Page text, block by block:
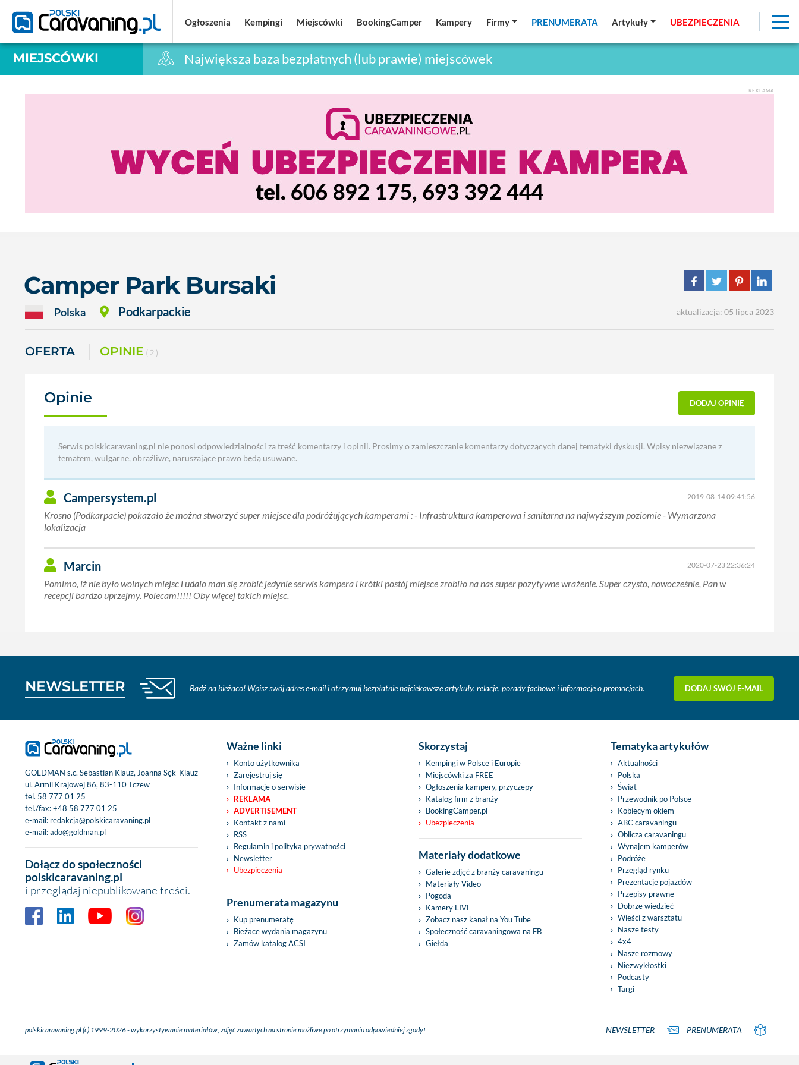
Ogłoszenia Kempingi Miejscówki BookingCamper Kampery Firmy PRENUMERATA Artykuły UBEZPIECZENIA
MIEJSCÓWKI Największa baza bezpłatnych (lub prawie) miejscówek
REKLAMA
Camper Park Bursaki
Polska Podkarpackie aktualizacja: 05 lipca 2023
OFERTA OPINIE ( 2 )
Opinie DODAJ OPINIĘ
Serwis polskicaravaning.pl nie ponosi odpowiedzialności za treść komentarzy i opinii. Prosimy o zamieszczanie komentarzy dotyczących danej tematyki dyskusji. Wpisy niezwiązane z
tematem, wulgarne, obraźliwe, naruszające prawo będą usuwane.
Campersystem.pl 2019-08-14 09:41:56
Krosno (Podkarpacie) pokazało że można stworzyć super miejsce dla podróżujących kamperami : - Infrastruktura kamperowa i sanitarna na najwyższym poziomie - Wymarzona
lokalizacja
Marcin 2020-07-23 22:36:24
Pomimo, iż nie było wolnych miejsc i udalo man się zrobić jedynie serwis kampera i krótki postój miejsce zrobiło na nas super pozytywne wrażenie. Super czysto, nowocześnie, Pan w
recepcji bardzo uprzejmy. Polecam!!!!! Oby więcej takich miejsc.
NEWSLETTER Bądź na bieżąco! Wpisz swój adres e-mail i otrzymuj bezpłatnie najciekawsze artykuły, relacje, porady fachowe i informacje o promocjach. DODAJ SWÓJ E-MAIL
GOLDMAN s.c. Sebastian Klauz, Joanna Sęk-Klauz
ul. Armii Krajowej 86, 83-110 Tczew
tel. 58 777 01 25
tel./fax:+48 58 777 01 25
e-mail: redakcja@polskicaravaning.pl
e-mail:ado@goldman.pl
Dołącz do społeczności
polskicaravaning.pl
i przeglądaj niepublikowane treści.
Ważne linki
Konto użytkownika
Zarejestruj się
Informacje o serwisie
REKLAMA
ADVERTISEMENT
Kontakt z nami
RSS
Regulamin i polityka prywatności
Newsletter
Ubezpieczenia
Prenumerata magazynu
Kup prenumeratę
Bieżace wydania magazynu
Zamów katalog ACSI
Skorzystaj
Kempingi w Polsce i Europie
Miejscówki za FREE
Ogłoszenia kampery, przyczepy
Katalog firm z branży
BookingCamper.pl
Ubezpieczenia
Materiały dodatkowe
Galerie zdjęć z branży caravaningu
Materiały Video
Pogoda
Kamery LIVE
Zobacz nasz kanał na You Tube
Społeczność caravaningowa na FB
Giełda
Tematyka artykułów
Aktualności
Polska
Świat
Przewodnik po Polsce
Kobiecym okiem
ABC caravaningu
Oblicza caravaningu
Wynajem kamperów
Podróże
Przegląd rynku
Prezentacje pojazdów
Przepisy prawne
Dobrze wiedzieć
Wieści z warsztatu
Nasze testy
4x4
Nasze rozmowy
Niezwykłostki
Podcasty
Targi
polskicaravaning.pl (c) 1999-2026 - wykorzystywanie materiałów, zdjęć zawartych na stronie możliwe po otrzymaniu odpowiedniej zgody! NEWSLETTER PRENUMERATA
Ogłoszenia Kempingi Miejscówki BookingCamper Kampery Firmy PRENUMERATA Artykuły UBEZPIECZENIA